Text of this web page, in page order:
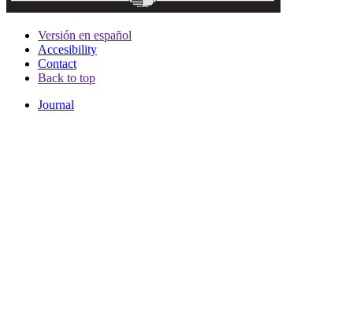
Versión en español
Accesibility
Contact
Back to top
Journal